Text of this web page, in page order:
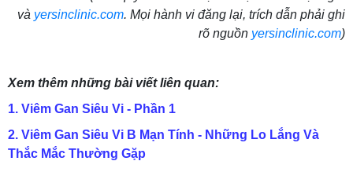
và yersinclinic.com. Mọi hành vi đăng lại, trích dẫn phải ghi
rõ nguồn yersinclinic.com)
Xem thêm những bài viết liên quan:
1. Viêm Gan Siêu Vi - Phần 1
2. Viêm Gan Siêu Vi B Mạn Tính - Những Lo Lắng Và
Thắc Mắc Thường Gặp